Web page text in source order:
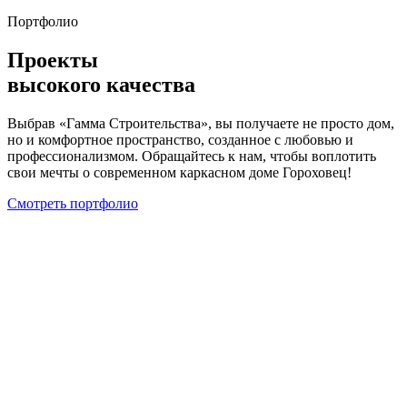
Портфолио
Проекты
высокого качества
Выбрав «Гамма Строительства», вы получаете не просто дом,
но и комфортное пространство, созданное с любовью и
профессионализмом. Обращайтесь к нам, чтобы воплотить
свои мечты о современном каркасном доме Гороховец!
Смотреть портфолио